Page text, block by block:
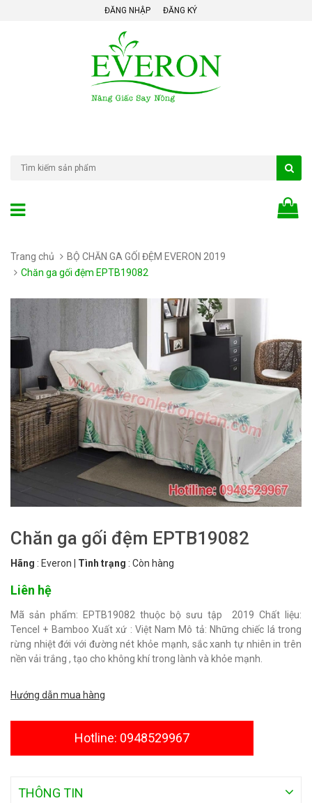
ĐĂNG NHẬP ĐĂNG KÝ
Trang chủ
BỘ CHĂN GA GỐI ĐỆM EVERON 2019
Chăn ga gối đệm EPTB19082
Chăn ga gối đệm EPTB19082
Hãng : Everon Tình trạng : Còn hàng
Liên hệ
Mã sản phẩm: EPTB19082 thuộc bộ sưu tập 2019 Chất liệu:
Tencel + Bamboo Xuất xứ : Việt Nam Mô tả: Những chiếc lá trong
rừng nhiệt đới với đường nét khỏe mạnh, sắc xanh tự nhiên in trên
nền vải trắng , tạo cho không khí trong lành và khỏe mạnh.
Hướng dẫn mua hàng
Hotline: 0948529967
THÔNG TIN